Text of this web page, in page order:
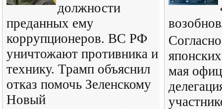
должности
преданных ему
коррупционеров. ВС РФ
уничтожают противника и
технику. Трамп объяснил
отказ помочь Зеленскому
Новый
мая